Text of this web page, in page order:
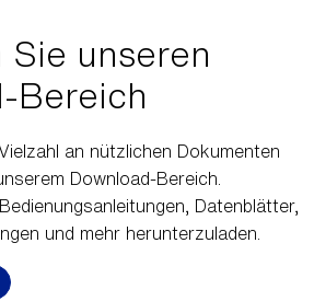
Sie unseren
Bereich
an nützlichen Dokumenten
Download-Bereich.
Datenblätter,
und mehr herunterzuladen.